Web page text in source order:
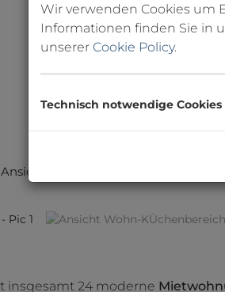
Wohn-KÜchenbereich Top 13 - Pic
insgesamt 24 moderne
Wir verwenden Cookies um
Informationen finden Sie in
unserer Cookie Policy.
Technisch notwendige Cookies